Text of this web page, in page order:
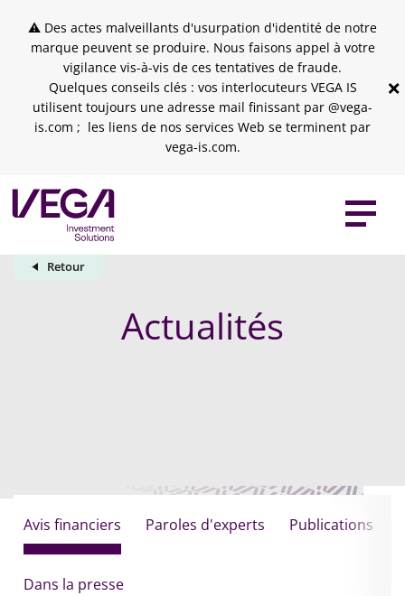
⚠ Des actes malveillants d'usurpation d'identité de notre
marque peuvent se produire. Nous faisons appel à votre
vigilance vis-à-vis de ces tentatives de fraude.
Quelques conseils clés : vos interlocuteurs VEGA IS
utilisent toujours une adresse mail finissant par @vega-
is.com ; les liens de nos services Web se terminent par
vega-is.com.
×
Retour
Actualités
Avis financiers Paroles d'experts Publications
Dans la presse